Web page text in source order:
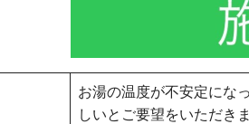
お湯の温度が不安定にな
しいとご要望をいただき